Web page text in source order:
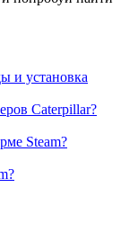
и установка
Caterpillar?
Steam?